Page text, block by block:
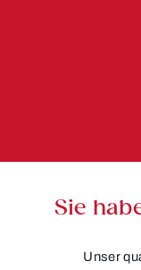
Sie
Unser